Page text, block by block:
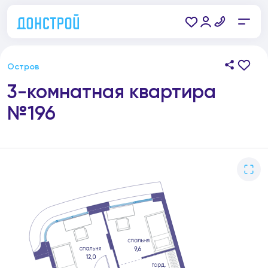
Остров
3-комнатная квартира
№196